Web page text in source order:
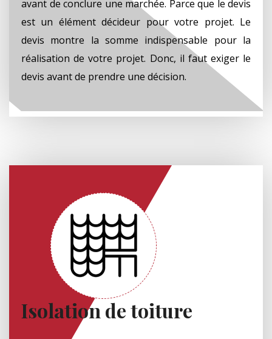
avant de conclure une marchée. Parce que le devis
est un élément décideur pour votre projet. Le
devis montre la somme indispensable pour la
réalisation de votre projet. Donc, il faut exiger le
devis avant de prendre une décision.
Isolation de toiture